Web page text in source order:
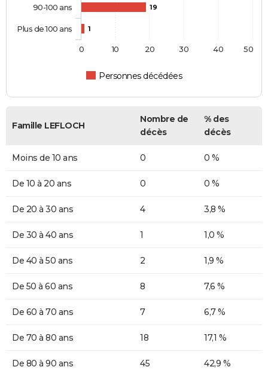
19
1
Personnes décédées
90-100 ans
Plus de 100 ans
0 10 20 30 40 50
Famille LEFLOCH
Nombre de
décès
% des
décès
Moins de 10 ans 0 0 %
De 10 à 20 ans 0 0 %
De 20 à 30 ans 4 3,8 %
De 30 à 40 ans 1 1,0 %
De 40 à 50 ans 2 1,9 %
De 50 à 60 ans 8 7,6 %
De 60 à 70 ans 7 6,7 %
De 70 à 80 ans 18 17,1 %
De 80 à 90 ans 45 42,9 %